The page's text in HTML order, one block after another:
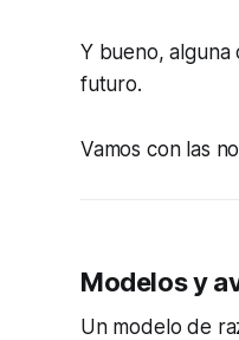
Y bueno, alguna
futuro.
Vamos con las
Modelos y
Un modelo de